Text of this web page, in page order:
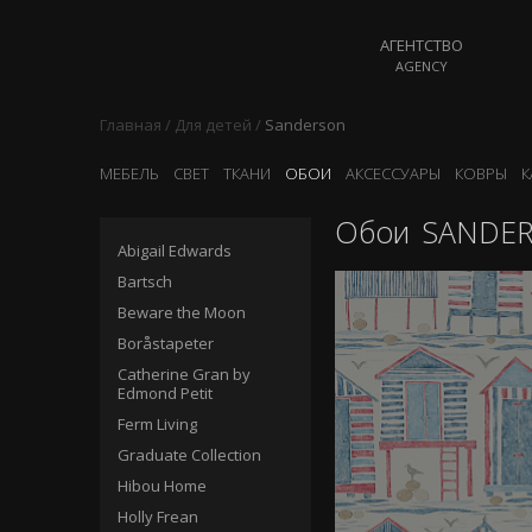
АГЕНТСТВО
AGENCY
Главная / Для детей / Sanderson
МЕБЕЛЬ СВЕТ ТКАНИ ОБОИ АКСЕССУАРЫ КОВРЫ
Abigail Edwards
Bartsch
Beware the Moon
Boråstapeter
Catherine Gran by
Edmond Petit
Ferm Living
Graduate Collection
Hibou Home
Holly Frean
Обои